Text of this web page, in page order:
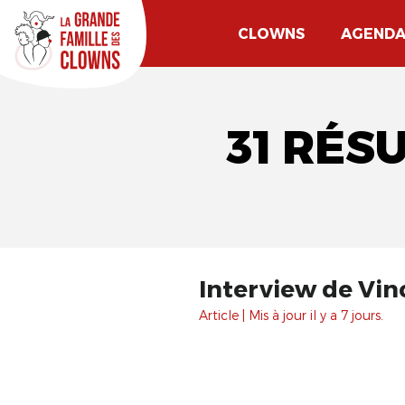
CLOWNS AGENDA
31
Interview de
Article | Mis à jour il y a 7 jours.